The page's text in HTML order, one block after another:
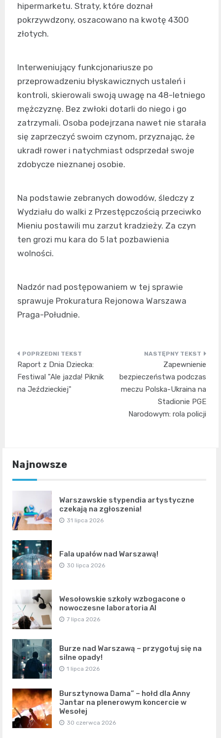
hipermarketu. Straty, które doznał
pokrzywdzony, oszacowano na kwotę 4300
złotych.
Interweniujący funkcjonariusze po
przeprowadzeniu błyskawicznych ustaleń i
kontroli, skierowali swoją uwagę na 48-letniego
mężczyznę. Bez zwłoki dotarli do niego i go
zatrzymali. Osoba podejrzana nawet nie starała
się zaprzeczyć swoim czynom, przyznając, że
ukradł rower i natychmiast odsprzedał swoje
zdobycze nieznanej osobie.
Na podstawie zebranych dowodów, śledczy z
Wydziału do walki z Przestępczością przeciwko
Mieniu postawili mu zarzut kradzieży. Za czyn
ten grozi mu kara do 5 lat pozbawienia
wolności.
Nadzór nad postępowaniem w tej sprawie
sprawuje Prokuratura Rejonowa Warszawa
Praga-Południe.
Nawigacja
wpisu
Raport z Dnia Dziecka:
Festiwal "Ale jazda! Piknik
na Jeździeckiej"
Zapewnienie
bezpieczeństwa podczas
meczu Polska-Ukraina na
Stadionie PGE
Narodowym: rola policji
Najnowsze
Warszawskie stypendia artystyczne
czekają na zgłoszenia!
31 lipca 2026
Fala upałów nad Warszawą!
30 lipca 2026
Wesołowskie szkoły wzbogacone o
nowoczesne laboratoria AI
7 lipca 2026
Burze nad Warszawą – przygotuj się na
silne opady!
1 lipca 2026
Bursztynowa Dama” – hołd dla Anny
Jantar na plenerowym koncercie w
Wesołej
30 czerwca 2026